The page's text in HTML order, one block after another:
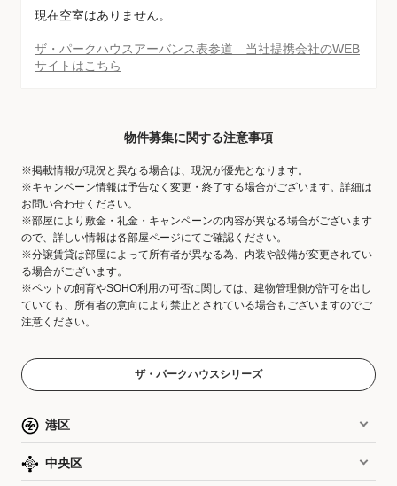
現在空室はありません。
ザ・パークハウスアーバンス表参道 当社提携会社のWEB
サイトはこちら
物件募集に関する注意事項
※掲載情報が現況と異なる場合は、現況が優先となります。
※キャンペーン情報は予告なく変更・終了する場合がございます。詳細は
お問い合わせください。
※部屋により敷金・礼金・キャンペーンの内容が異なる場合がございます
ので、詳しい情報は各部屋ページにてご確認ください。
※分譲賃貸は部屋によって所有者が異なる為、内装や設備が変更されてい
る場合がございます。
※ペットの飼育やSOHO利用の可否に関しては、建物管理側が許可を出し
ていても、所有者の意向により禁止とされている場合もございますのでご
注意ください。
ザ・パークハウスシリーズ
港区
中央区